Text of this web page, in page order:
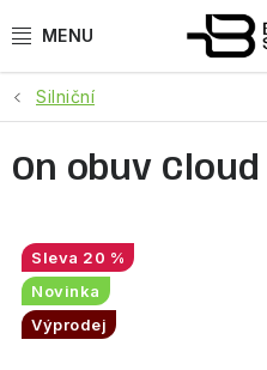
na
SPORTY
BĚH
BOGNER
Silniční
On obuv
20 %
Novinka
Výprodej